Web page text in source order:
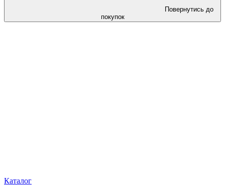
Повернутись до
покупок
Каталог